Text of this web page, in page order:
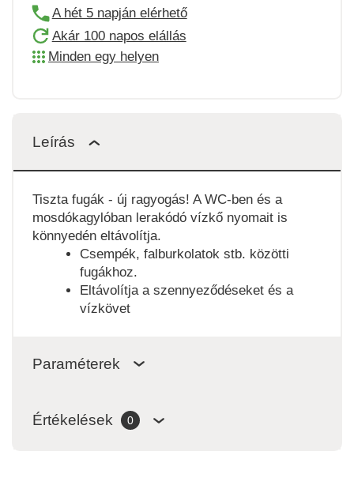
A hét 5 napján elérhető
Akár 100 napos elállás
Minden egy helyen
Leírás
Tiszta fugák - új ragyogás! A WC-ben és a
mosdókagylóban lerakódó vízkő nyomait is
könnyedén eltávolítja.
Csempék, falburkolatok stb. közötti
fugákhoz.
Eltávolítja a szennyeződéseket és a
vízkövet
Paraméterek
Értékelések 0